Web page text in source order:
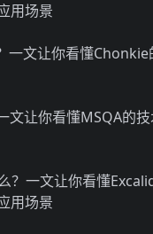
用场景
一文让你看懂Chonkie
文让你看懂MSQA的
？一文让你看懂
用场景